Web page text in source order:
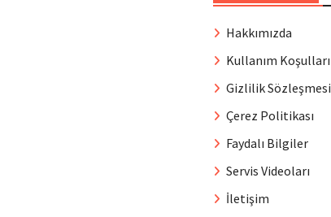
Hakkımızda
Kullanım Koşulları
Gizlilik Sözleşmesi
Çerez Politikası
Faydalı Bilgiler
Servis Videoları
İletişim